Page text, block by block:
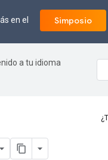
en el Simposio
a tu idioma